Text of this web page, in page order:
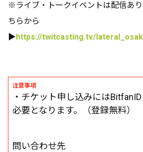
※ライブ・トークイベントは配信あ
ちらから
▶︎ https://twitcasting.tv/
注意事項
・チケット申し込みには
必要となります。（登録無料）
問い合わせ先